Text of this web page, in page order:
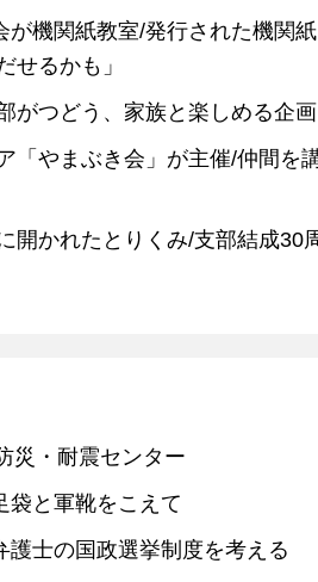
が機関紙教室/発行された機関
せるかも」
がつどう、家族と楽しめる企
「やまぶき会」が主催/仲間を
開かれたとりくみ/支部結成30
災・耐震センター
袋と軍靴をこえて
護士の国政選挙制度を考える